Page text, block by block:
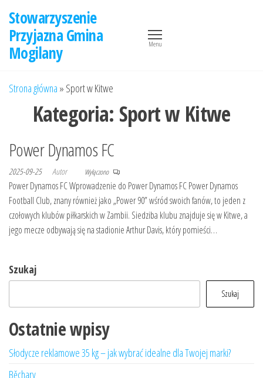
treści
Stowarzyszenie
Przyjazna Gmina
Mogilany
Menu
Strona główna » Sport w Kitwe
Kategoria: Sport w Kitwe
Power Dynamos FC
2025-09-25 Autor Wyłączono
Power Dynamos FC Wprowadzenie do Power Dynamos FC Power Dynamos
Football Club, znany również jako „Power 90” wśród swoich fanów, to jeden z
czołowych klubów piłkarskich w Zambii. Siedziba klubu znajduje się w Kitwe, a
jego mecze odbywają się na stadionie Arthur Davis, który pomieści…
Szukaj
Szukaj
Ostatnie wpisy
Słodycze reklamowe 35 kg – jak wybrać idealne dla Twojej marki?
Běchary